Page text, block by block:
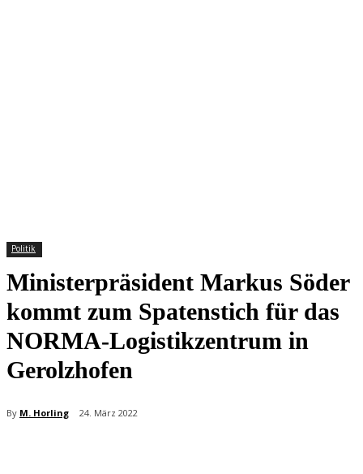
Politik
Ministerpräsident Markus Söder
kommt zum Spatenstich für das
NORMA-Logistikzentrum in
Gerolzhofen
By M. Horling 24. März 2022